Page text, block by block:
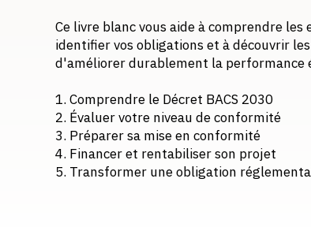
Ce livre blanc vous aide à comprendre les
identifier vos obligations et à découvrir
d'améliorer durablement la performance
1. Comprendre le Décret BACS 2030
2. Évaluer votre niveau de conformité
3. Préparer sa mise en conformité
4. Financer et rentabiliser son projet
5. Transformer une obligation